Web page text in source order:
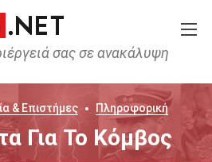
σας σε ανακάλυψη
& Επιστήμες Πληροφορική
Για Το Κόμβος